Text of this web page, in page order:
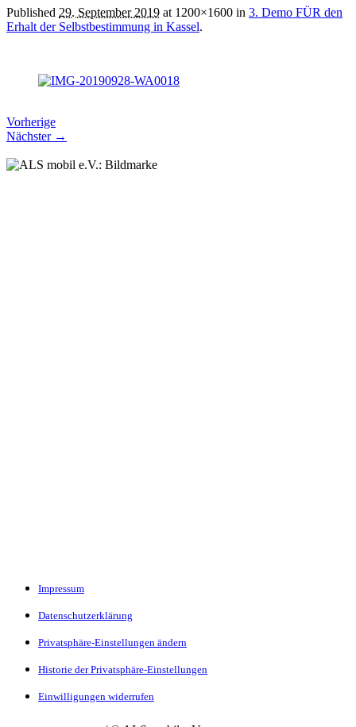
Published 29. September 2019 at 1200×1600 in 3. Demo FÜR den
Erhalt der Selbstbestimmung in Kassel.
Vorherige
Nächster →
Impressum
Datenschutzerklärung
Privatsphäre-Einstellungen ändern
Historie der Privatsphäre-Einstellungen
Einwilligungen widerrufen